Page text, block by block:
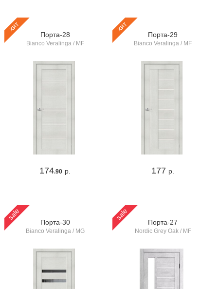
хит
Порта-28
Bianco Veralinga / MF
174.90 р.
хит
Порта-29
Bianco Veralinga / MF
177 р.
sale
Порта-30
Bianco Veralinga / MG
sale
Порта-27
Nordic Grey Oak / MF